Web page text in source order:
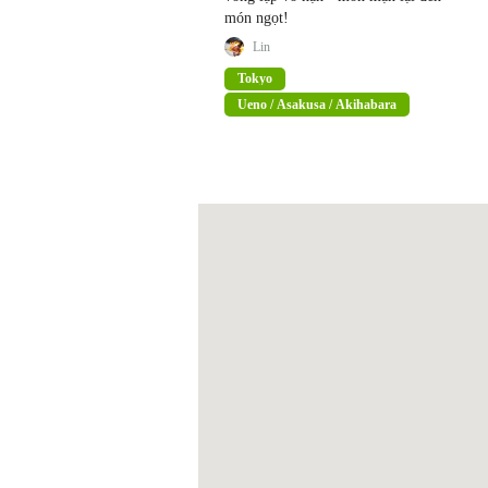
món ngọt!
Lin
Tokyo
Ueno / Asakusa / Akihabara